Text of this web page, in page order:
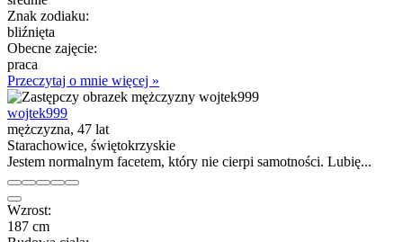
Znak zodiaku:
bliźnięta
Obecne zajęcie:
praca
Przeczytaj o mnie więcej »
wojtek999
mężczyzna, 47 lat
Starachowice, świętokrzyskie
Jestem normalnym facetem, który nie cierpi samotności. Lubię...
Wzrost:
187 cm